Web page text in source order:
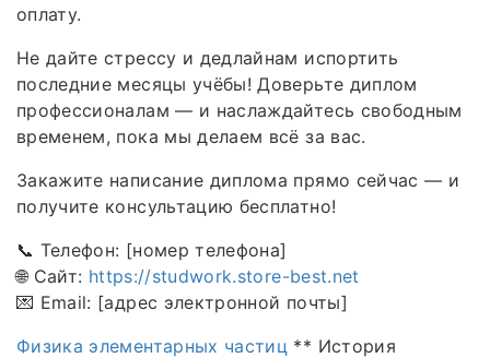
оплату.
Не дайте стрессу и дедлайнам испортить
последние месяцы учёбы! Доверьте диплом
профессионалам — и наслаждайтесь свободным
временем, пока мы делаем всё за вас.
Закажите написание диплома прямо сейчас — и
получите консультацию бесплатно!
📞 Телефон: [номер телефона]
🌐 Сайт: https://studwork.store-best.net
💌 Email: [адрес электронной почты]
Физика элементарных частиц ** История